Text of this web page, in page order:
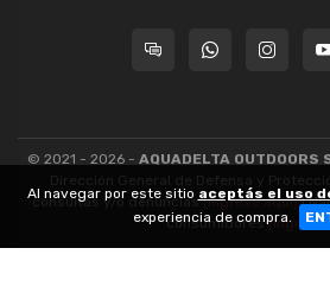
© 2021 - 2026 - AQUADELTA OUTDOORS
Dirección General de Defensa y
consultas y/o denuncias[ingrese aquí]|
consumidores[ingrese
Al navegar por este sitio aceptás el uso
experiencia de compra.